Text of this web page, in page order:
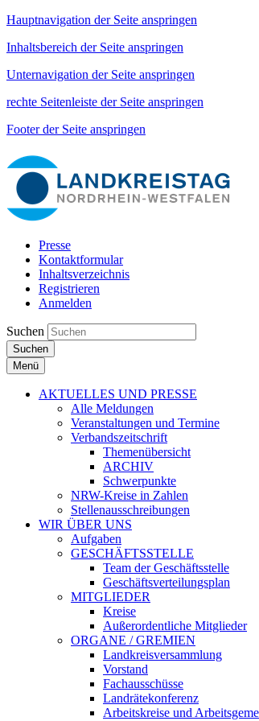
Hauptnavigation der Seite anspringen
Inhaltsbereich der Seite anspringen
Unternavigation der Seite anspringen
rechte Seitenleiste der Seite anspringen
Footer der Seite anspringen
Presse
Kontaktformular
Inhaltsverzeichnis
Registrieren
Anmelden
Suchen
Suchen
Menü
AKTUELLES UND PRESSE
Alle Meldungen
Veranstaltungen und Termine
Verbandszeitschrift
Themenübersicht
ARCHIV
Schwerpunkte
NRW-Kreise in Zahlen
Stellenausschreibungen
WIR ÜBER UNS
Aufgaben
GESCHÄFTSSTELLE
Team der Geschäftsstelle
Geschäftsverteilungsplan
MITGLIEDER
Kreise
Außerordentliche Mitglieder
ORGANE / GREMIEN
Landkreisversammlung
Vorstand
Fachausschüsse
Landrätekonferenz
Arbeitskreise und